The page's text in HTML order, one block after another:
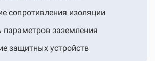
сопротивления изоляции
параметров заземления
защитных устройств